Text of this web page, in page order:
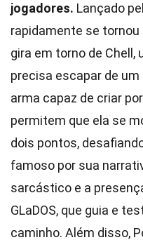
jogadores. Lançado
rapidamente se
gira em torno de Chell,
precisa escapar de
arma capaz de criar
permitem que ela se
dois pontos,
famoso por sua
sarcástico e a
GLaDOS, que guia e
caminho. Além disso,